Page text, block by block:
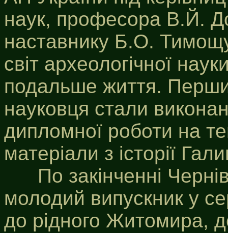
наук, професора В.Й.
наставнику Б.О.
світ археологічної
подальше життя.
науковця стали
дипломної роботи на
матеріали з історії
По закінченні
молодий випускник у
до рідного Житомира,